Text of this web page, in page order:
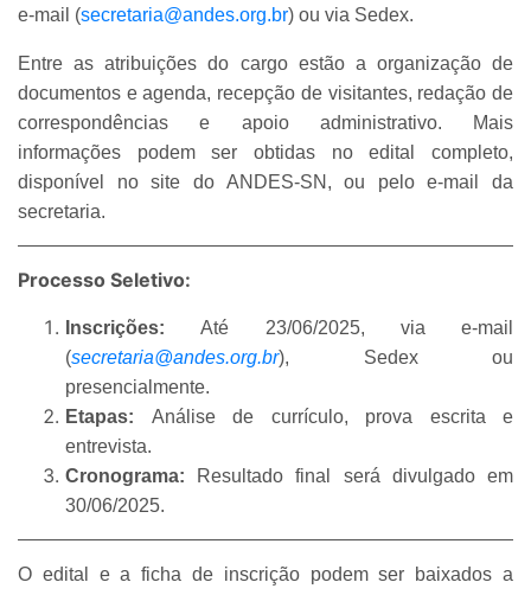
e-mail (secretaria@andes.org.br) ou via Sedex.
Entre as atribuições do cargo estão a organização de
documentos e agenda, recepção de visitantes, redação de
correspondências e apoio administrativo. Mais
informações podem ser obtidas no edital completo,
disponível no site do ANDES-SN, ou pelo e-mail da
secretaria.
Processo Seletivo:
Inscrições: Até 23/06/2025, via e-mail
(secretaria@andes.org.br), Sedex ou
presencialmente.
Etapas: Análise de currículo, prova escrita e
entrevista.
Cronograma: Resultado final será divulgado em
30/06/2025.
O edital e a ficha de inscrição podem ser baixados a